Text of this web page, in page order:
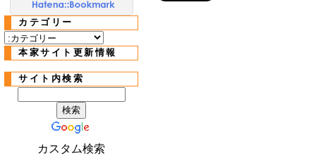
カテゴリー
本家サイト更新情報
サイト内検索
カスタム検索